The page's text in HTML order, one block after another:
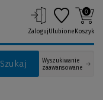
Szukaj
Wyszukiwanie
zaawansowane
ZalogujUlubione
0
Koszyk